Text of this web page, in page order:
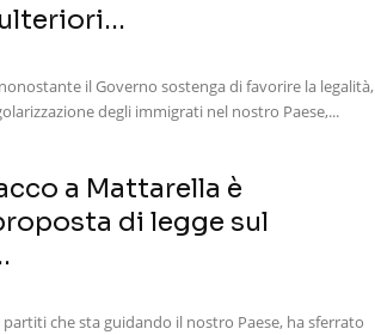
il Governo sostenga di favorire la legalità,
degli immigrati nel nostro Paese,...
a Mattarella è
di legge sul
partiti che sta guidando il nostro Paese, ha sferrato